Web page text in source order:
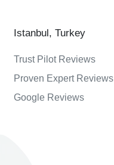
Istanbul, Turkey
Trust Pilot Reviews
Proven Expert Reviews
Google Reviews